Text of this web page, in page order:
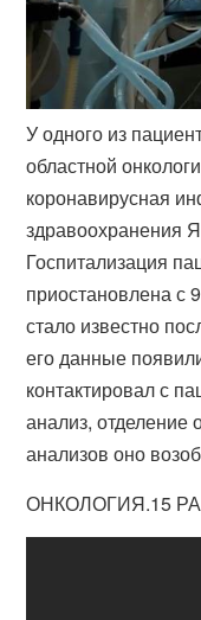
У одного из
областной
коронавирусная
здравоохранения
Госпитализация
приостановлена с
стало известно
его данные
контактировал с
анализ, отделение
анализов оно
ОНКОЛОГИЯ.15